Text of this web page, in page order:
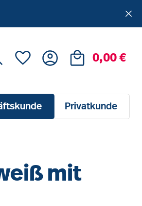
Du hast 0 Produkte auf dem
0,00 €
Privatkunde
mit